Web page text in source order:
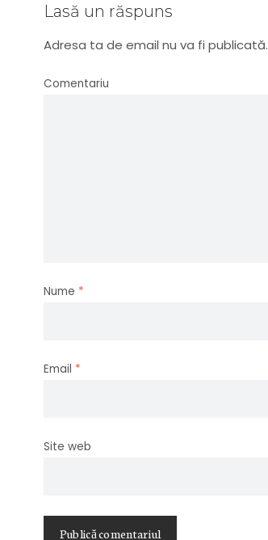
Lasă un răspuns
Adresa ta de email nu va fi publicată.
Comentariu
Nume *
Email *
Site web